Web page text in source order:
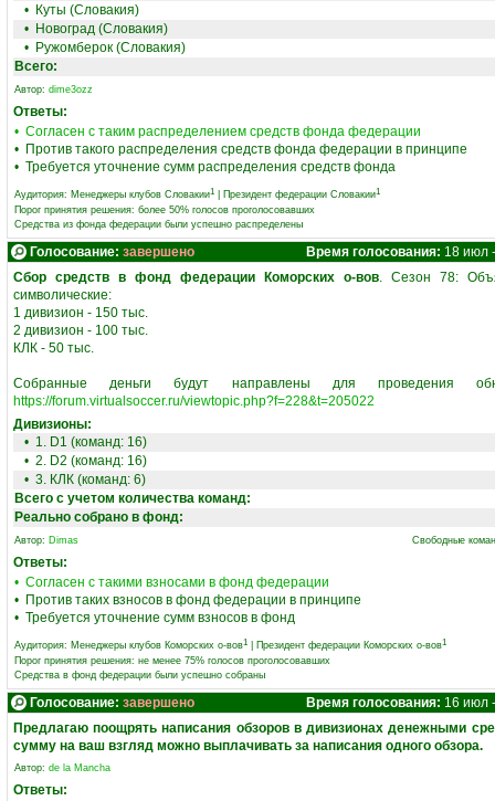
• Куты (Словакия)
• Новоград (Словакия)
• Ружомберок (Словакия)
Всего:
Автор: dime3ozz
Ответы:
• Согласен с таким распределением средств фонда федерации
• Против такого распределения средств фонда федерации в принципе
• Требуется уточнение сумм распределения средств фонда
Аудитория: Менеджеры клубов Словакии1 Президент федерации Словакии1
Порог принятия решения: более 50% голосов проголосовавших
Средства из фонда федерации были успешно распределены
Голосование: завершено Время голосования: 18 июл
Сбор средств в фонд федерации Коморских о-вов. Сезон 78:
символические:
‎1 дивизион - 150 тыс.
‎2 дивизион - 100 тыс.
‎КЛК - 50 тыс.
‎Собранные деньги будут направлены для проведения
https://forum.virtualsoccer.ru/viewtopic.php?f=228&t=205022
Дивизионы:
• 1. D1 (команд: 16)
• 2. D2 (команд: 16)
• 3. КЛК (команд: 6)
Всего с учетом количества команд:
Реально собрано в фонд:
Автор: Dimas Свободные
Ответы:
• Согласен с такими взносами в фонд федерации
• Против таких взносов в фонд федерации в принципе
• Требуется уточнение сумм взносов в фонд
Аудитория: Менеджеры клубов Коморских о-вов1 Президент федерации Коморских о-вов1
Порог принятия решения: не менее 75% голосов проголосовавших
Средства в фонд федерации были успешно собраны
Голосование: завершено Время голосования: 16 июл
Предлагаю поощрять написания обзоров в дивизионах денежными
сумму на ваш взгляд можно выплачивать за написания одного обзора.
Автор: de la Mancha
Ответы: